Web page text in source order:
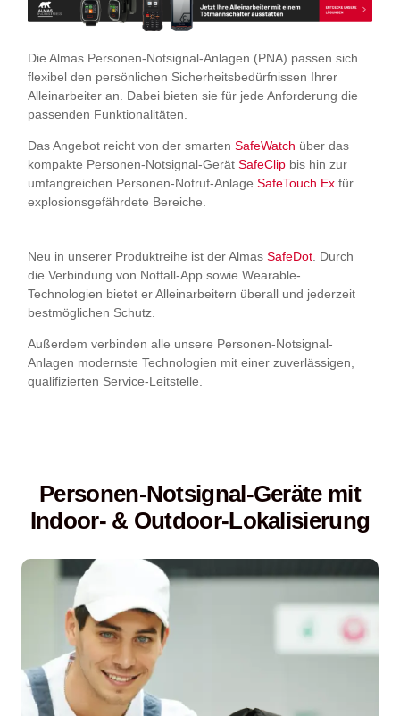
Die Almas Personen-Notsignal-Anlagen (PNA) passen sich
flexibel den persönlichen Sicherheitsbedürfnissen Ihrer
Alleinarbeiter an. Dabei bieten sie für jede Anforderung die
passenden Funktionalitäten.
Das Angebot reicht von der smarten SafeWatch über das
kompakte Personen-Notsignal-Gerät SafeClipbis hin zur
umfangreichen Personen-Notruf-Anlage SafeTouch Exfür
explosionsgefährdete Bereiche.
Neu in unserer Produktreihe ist der Almas SafeDot. Durch
die Verbindung von Notfall-App sowie Wearable-
Technologien bietet er Alleinarbeitern überall und jederzeit
bestmöglichen Schutz.
Außerdem verbinden alle unsere Personen-Notsignal-
Anlagen modernste Technologien mit einer zuverlässigen,
qualifizierten Service-Leitstelle.
Personen-Notsignal-Geräte mit
Indoor- & Outdoor-Lokalisierung